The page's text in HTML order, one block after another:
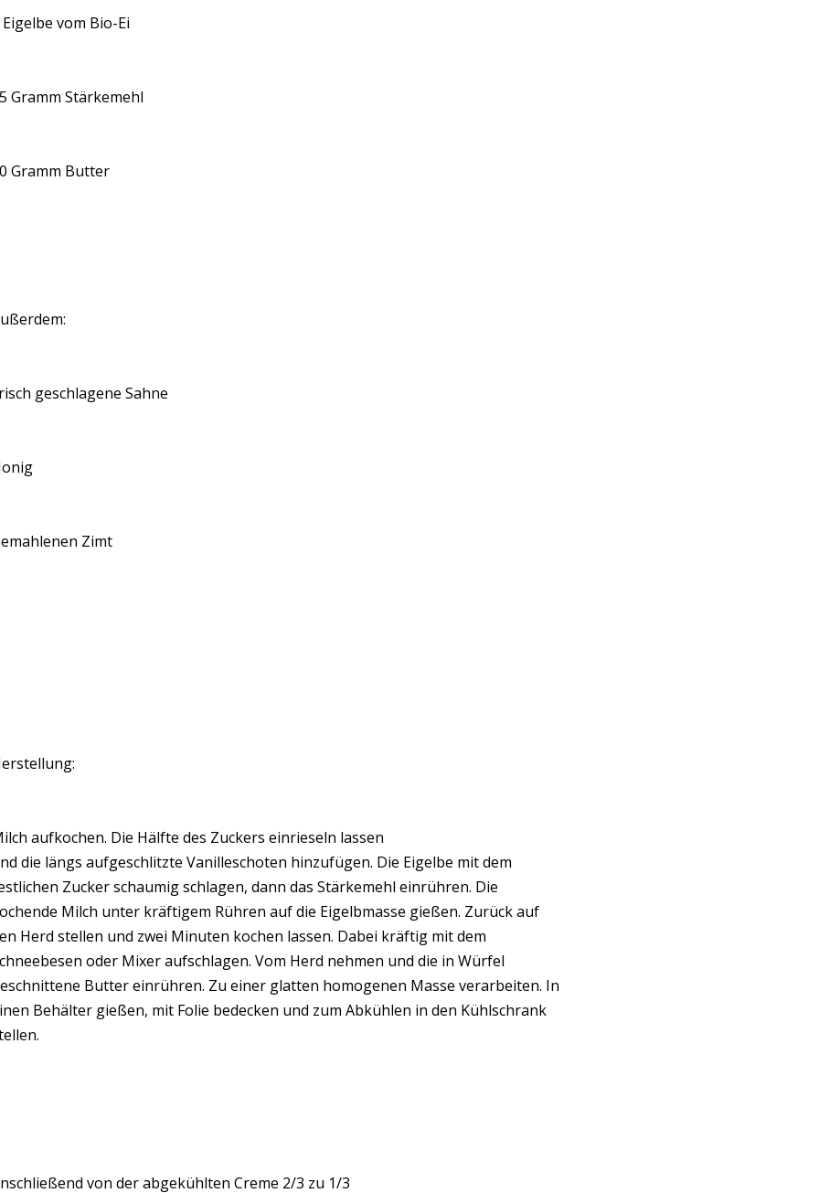
Eigelbe vom Bio-Ei
Gramm Stärkemehl
Gramm Butter
geschlagene Sahne
Zimt
aufkochen. Die Hälfte des Zuckers einrieseln lassen
die längs aufgeschlitzte Vanilleschoten hinzufügen. Die Eigelbe mit dem
Zucker schaumig schlagen, dann das Stärkemehl einrühren. Die
Milch unter kräftigem Rühren auf die Eigelbmasse gießen. Zurück auf
Herd stellen und zwei Minuten kochen lassen. Dabei kräftig mit dem
oder Mixer aufschlagen. Vom Herd nehmen und die in Würfel
Butter einrühren. Zu einer glatten homogenen Masse verarbeiten. In
Behälter gießen, mit Folie bedecken und zum Abkühlen in den Kühlschrank
von der abgekühlten Creme 2/3 zu 1/3